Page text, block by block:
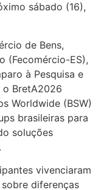
sábado (16),
de Bens,
(Fecomércio-ES),
à Pesquisa e
o BretA2026
Worldwide (BSW)
brasileiras para
soluções
vivenciaram
diferenças